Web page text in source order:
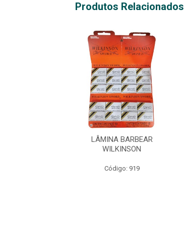
Produtos Relacionados
LÂMINA BARBEAR
WILKINSON
Código: 919